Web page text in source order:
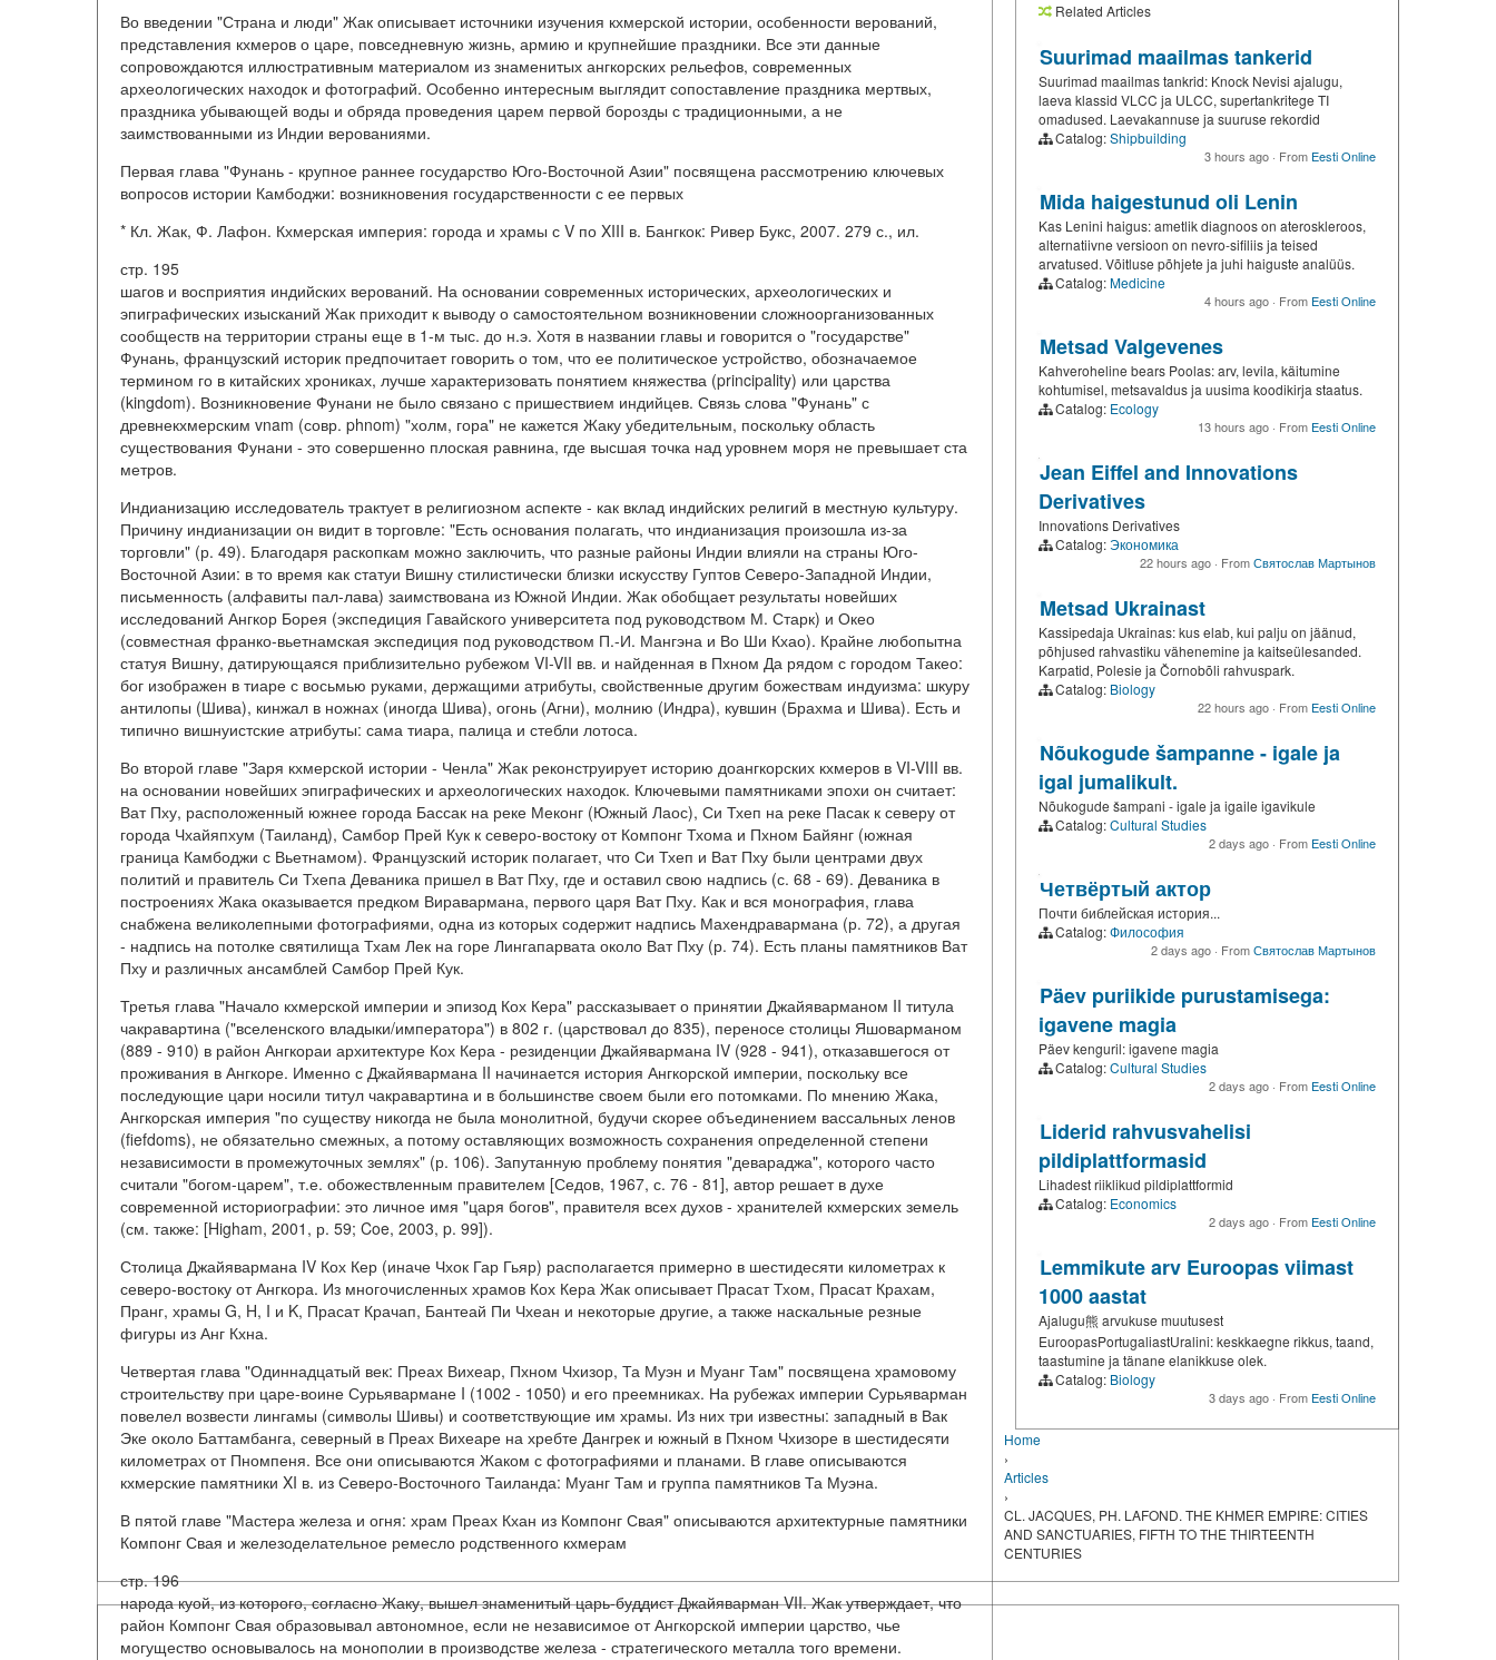
Во введении "Страна и люди" Жак описывает источники изучения кхмерской истории, особенности верований,
представления кхмеров о царе, повседневную жизнь, армию и крупнейшие праздники. Все эти данные
сопровождаются иллюстративным материалом из знаменитых ангкорских рельефов, современных
археологических находок и фотографий. Особенно интересным выглядит сопоставление праздника мертвых,
праздника убывающей воды и обряда проведения царем первой борозды с традиционными, а не
заимствованными из Индии верованиями.
Первая глава "Фунань - крупное раннее государство Юго-Восточной Азии" посвящена рассмотрению ключевых
вопросов истории Камбоджи: возникновения государственности с ее первых
* Кл. Жак, Ф. Лафон. Кхмерская империя: города и храмы с V по XIII в. Бангкок: Ривер Букс, 2007. 279 с., ил.
стр. 195
шагов и восприятия индийских верований. На основании современных исторических, археологических и
эпиграфических изысканий Жак приходит к выводу о самостоятельном возникновении сложноорганизованных
сообществ на территории страны еще в 1-м тыс. до н.э. Хотя в названии главы и говорится о "государстве"
Фунань, французский историк предпочитает говорить о том, что ее политическое устройство, обозначаемое
термином го в китайских хрониках, лучше характеризовать понятием княжества (principality) или царства
(kingdom). Возникновение Фунани не было связано с пришествием индийцев. Связь слова "Фунань" с
древнекхмерским vnam (совр. phnom) "холм, гора" не кажется Жаку убедительным, поскольку область
существования Фунани - это совершенно плоская равнина, где высшая точка над уровнем моря не превышает ста
метров.
Индианизацию исследователь трактует в религиозном аспекте - как вклад индийских религий в местную культуру.
Причину индианизации он видит в торговле: "Есть основания полагать, что индианизация произошла из-за
торговли" (р. 49). Благодаря раскопкам можно заключить, что разные районы Индии влияли на страны Юго-
Восточной Азии: в то время как статуи Вишну стилистически близки искусству Гуптов Северо-Западной Индии,
письменность (алфавиты пал-лава) заимствована из Южной Индии. Жак обобщает результаты новейших
исследований Ангкор Борея (экспедиция Гавайского университета под руководством М. Старк) и Окео
(совместная франко-вьетнамская экспедиция под руководством П.-И. Мангэна и Во Ши Кхао). Крайне любопытна
статуя Вишну, датирующаяся приблизительно рубежом VI-VII вв. и найденная в Пхном Да рядом с городом Такео:
бог изображен в тиаре с восьмью руками, держащими атрибуты, свойственные другим божествам индуизма: шкуру
антилопы (Шива), кинжал в ножнах (иногда Шива), огонь (Агни), молнию (Индра), кувшин (Брахма и Шива). Есть и
типично вишнуистские атрибуты: сама тиара, палица и стебли лотоса.
Во второй главе "Заря кхмерской истории - Ченла" Жак реконструирует историю доангкорских кхмеров в VI-VIII вв.
на основании новейших эпиграфических и археологических находок. Ключевыми памятниками эпохи он считает:
Ват Пху, расположенный южнее города Бассак на реке Меконг (Южный Лаос), Си Тхеп на реке Пасак к северу от
города Чхайяпхум (Таиланд), Самбор Прей Кук к северо-востоку от Компонг Тхома и Пхном Байянг (южная
граница Камбоджи с Вьетнамом). Французский историк полагает, что Си Тхеп и Ват Пху были центрами двух
политий и правитель Си Тхепа Деваника пришел в Ват Пху, где и оставил свою надпись (с. 68 - 69). Деваника в
построениях Жака оказывается предком Виравармана, первого царя Ват Пху. Как и вся монография, глава
снабжена великолепными фотографиями, одна из которых содержит надпись Махендравармана (р. 72), а другая
- надпись на потолке святилища Тхам Лек на горе Лингапарвата около Ват Пху (р. 74). Есть планы памятников Ват
Пху и различных ансамблей Самбор Прей Кук.
Третья глава "Начало кхмерской империи и эпизод Кох Кера" рассказывает о принятии Джайяварманом II титула
чакравартина ("вселенского владыки/императора") в 802 г. (царствовал до 835), переносе столицы Яшоварманом
(889 - 910) в район Ангкораи архитектуре Кох Кера - резиденции Джайявармана IV (928 - 941), отказавшегося от
проживания в Ангкоре. Именно с Джайявармана II начинается история Ангкорской империи, поскольку все
последующие цари носили титул чакравартина и в большинстве своем были его потомками. По мнению Жака,
Ангкорская империя "по существу никогда не была монолитной, будучи скорее объединением вассальных ленов
(fiefdoms), не обязательно смежных, а потому оставляющих возможность сохранения определенной степени
независимости в промежуточных землях" (р. 106). Запутанную проблему понятия "девараджа", которого часто
считали "богом-царем", т.е. обожествленным правителем [Седов, 1967, с. 76 - 81], автор решает в духе
современной историографии: это личное имя "царя богов", правителя всех духов - хранителей кхмерских земель
(см. также: [Higham, 2001, р. 59; Coe, 2003, p. 99]).
Столица Джайявармана IV Кох Кер (иначе Чхок Гар Гьяр) располагается примерно в шестидесяти километрах к
северо-востоку от Ангкора. Из многочисленных храмов Кох Кера Жак описывает Прасат Тхом, Прасат Крахам,
Пранг, храмы G, H, I и K, Прасат Крачап, Бантеай Пи Чхеан и некоторые другие, а также наскальные резные
фигуры из Анг Кхна.
Четвертая глава "Одиннадцатый век: Преах Вихеар, Пхном Чхизор, Та Муэн и Муанг Там" посвящена храмовому
строительству при царе-воине Сурьявармане I (1002 - 1050) и его преемниках. На рубежах империи Сурьяварман
повелел возвести лингамы (символы Шивы) и соответствующие им храмы. Из них три известны: западный в Вак
Эке около Баттамбанга, северный в Преах Вихеаре на хребте Дангрек и южный в Пхном Чхизоре в шестидесяти
километрах от Пномпеня. Все они описываются Жаком с фотографиями и планами. В главе описываются
кхмерские памятники XI в. из Северо-Восточного Таиланда: Муанг Там и группа памятников Та Муэна.
В пятой главе "Мастера железа и огня: храм Преах Кхан из Компонг Свая" описываются архитектурные памятники
Компонг Свая и железоделательное ремесло родственного кхмерам
стр. 196
народа куой, из которого, согласно Жаку, вышел знаменитый царь-буддист Джайяварман VII. Жак утверждает, что
район Компонг Свая образовывал автономное, если не независимое от Ангкорской империи царство, чье
могущество основывалось на монополии в производстве железа - стратегического металла того времени.
Related Articles
Suurimad maailmas tankerid
Suurimad maailmas tankrid: Knock Nevisi ajalugu,
laeva klassid VLCC ja ULCC, supertankritege TI
omadused. Laevakannuse ja suuruse rekordid
Catalog:Shipbuilding
3 hours ago · From Eesti Online
Mida haigestunud oli Lenin
Kas Lenini haigus: ametlik diagnoos on ateroskleroos,
alternatiivne versioon on nevro-sifiliis ja teised
arvatused. Võitluse põhjete ja juhi haiguste analüüs.
Catalog:Medicine
4 hours ago · From Eesti Online
Metsad Valgevenes
Kahveroheline bears Poolas: arv, levila, käitumine
kohtumisel, metsavaldus ja uusima koodikirja staatus.
Catalog: Ecology
13 hours ago · From Eesti Online
Jean Eiffel and Innovations
Derivatives
Innovations Derivatives
Catalog:Экономика
22 hours ago · FromСвятослав Мартынов
Metsad Ukrainast
Kassipedaja Ukrainas: kus elab, kui palju on jäänud,
põhjused rahvastiku vähenemine ja kaitseülesanded.
Karpatid, Polesie ja Čornobõli rahvuspark.
Catalog: Biology
22 hours ago · From Eesti Online
Nõukogude šampanne - igale ja
igal jumalikult.
Nõukogude šampani - igale ja igaile igavikule
Catalog:Cultural Studies
2 days ago · From Eesti Online
Четвёртый актор
Почти библейская история...
Catalog:Философия
2 days ago · FromСвятослав Мартынов
Päev puriikide purustamisega:
igavene magia
Päev kenguril: igavene magia
Catalog:Cultural Studies
2 days ago · From Eesti Online
Liderid rahvusvahelisi
pildiplattformasid
Lihadest riiklikud pildiplattformid
Catalog: Economics
2 days ago · From Eesti Online
Lemmikute arv Euroopas viimast
1000 aastat
Ajalugu熊 arvukuse muutusest
EuroopasPortugaliastUralini: keskkaegne rikkus, taand,
taastumine ja tänane elanikkuse olek.
Catalog: Biology
3 days ago · From Eesti Online
Home
›
Articles
›
CL. JACQUES, PH. LAFOND. THE KHMER EMPIRE: CITIES
AND SANCTUARIES, FIFTH TO THE THIRTEENTH
CENTURIES